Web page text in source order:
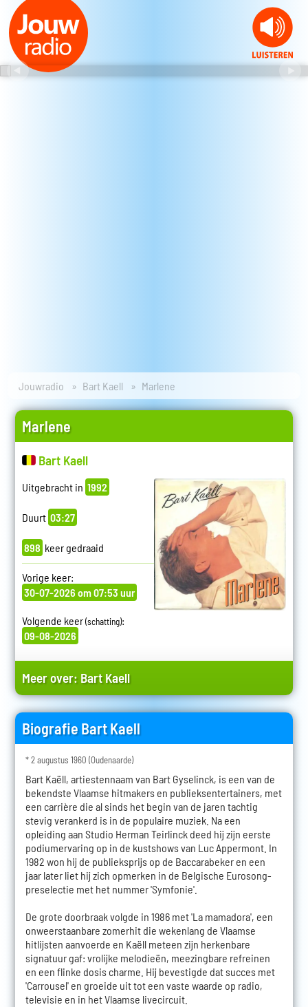
Jouwradio Bart Kaell Marlene
Marlene
Bart Kaell
Uitgebracht in 1992
Duurt 03:27
898 keer gedraaid
Vorige keer:
30-07-2026 om 07:53 uur
Volgende keer(schatting):
09-08-2026
Meer over: Bart Kaell
Biografie Bart Kaell
* 2 augustus 1960 (Oudenaarde)
Bart Kaëll, artiestennaam van Bart Gyselinck, is een van de
bekendste Vlaamse hitmakers en publieksentertainers, met
een carrière die al sinds het begin van de jaren tachtig
stevig verankerd is in de populaire muziek. Na een
opleiding aan Studio Herman Teirlinck deed hij zijn eerste
podiumervaring op in de kustshows van Luc Appermont. In
1982 won hij de publieksprijs op de Baccarabeker en een
jaar later liet hij zich opmerken in de Belgische Eurosong-
preselectie met het nummer 'Symfonie'.
De grote doorbraak volgde in 1986 met 'La mamadora', een
onweerstaanbare zomerhit die wekenlang de Vlaamse
hitlijsten aanvoerde en Kaëll meteen zijn herkenbare
signatuur gaf: vrolijke melodieën, meezingbare refreinen
en een flinke dosis charme. Hij bevestigde dat succes met
'Carrousel' en groeide uit tot een vaste waarde op radio,
televisie en in het Vlaamse livecircuit.